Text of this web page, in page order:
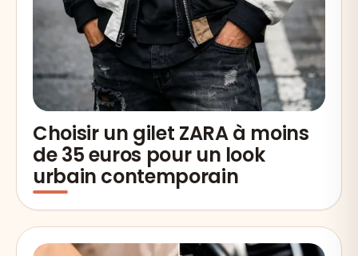
Choisir un gilet ZARA à moins
de 35 euros pour un look
urbain contemporain